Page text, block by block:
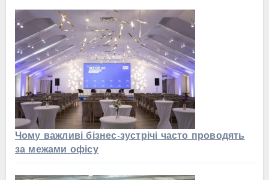
Чому важливі бізнес-зустрічі часто проводять
за межами офісу